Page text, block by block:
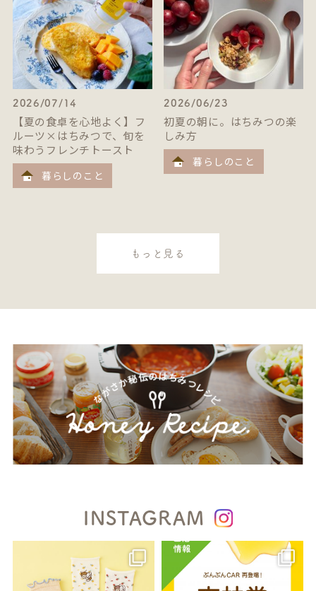
2026/07/14
【夏の食卓を心地よく】フ
ルーツ×はちみつで、旬を
味わうフレンチトースト
暮らしのこと
2026/06/23
初夏の朝に。はちみつの楽
しみ方
暮らしのこと
もっと見る
INSTAGRAM